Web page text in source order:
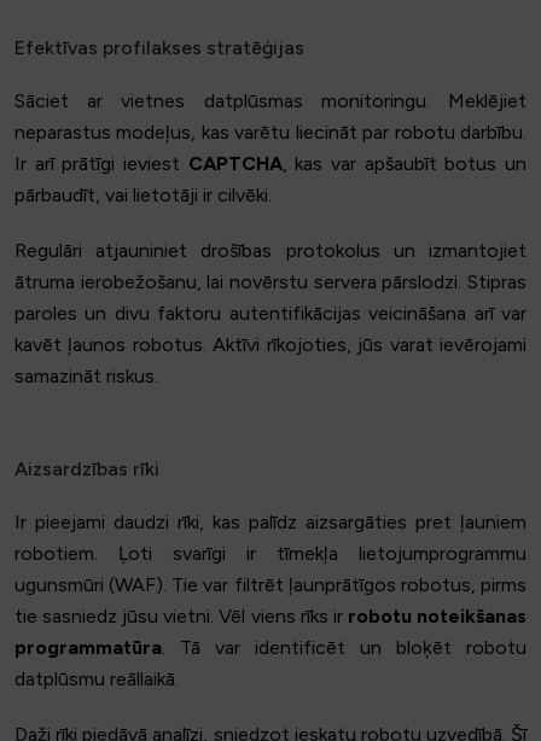
Efektīvas profilakses stratēģijas
Sāciet ar vietnes datplūsmas monitoringu. Meklējiet
neparastus modeļus, kas varētu liecināt par robotu darbību.
Ir arī prātīgi ieviest CAPTCHA, kas var apšaubīt botus un
pārbaudīt, vai lietotāji ir cilvēki.
Regulāri atjauniniet drošības protokolus un izmantojiet
ātruma ierobežošanu, lai novērstu servera pārslodzi. Stipras
paroles un divu faktoru autentifikācijas veicināšana arī var
kavēt ļaunos robotus. Aktīvi rīkojoties, jūs varat ievērojami
samazināt riskus.
Aizsardzības rīki
Ir pieejami daudzi rīki, kas palīdz aizsargāties pret ļauniem
robotiem. Ļoti svarīgi ir tīmekļa lietojumprogrammu
ugunsmūri (WAF). Tie var filtrēt ļaunprātīgos robotus, pirms
tie sasniedz jūsu vietni. Vēl viens rīks ir robotu noteikšanas
programmatūra . Tā var identificēt un bloķēt robotu
datplūsmu reāllaikā.
Daži rīki piedāvā analīzi, sniedzot ieskatu robotu uzvedībā. Šī